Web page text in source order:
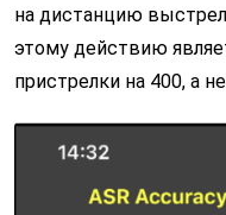
на дистанцию
этому действию
пристрелки на 400, а